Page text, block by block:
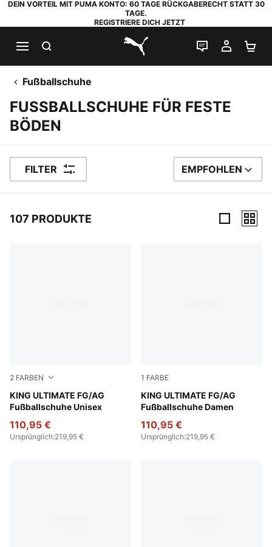
DEIN VORTEIL MIT PUMA KONTO: 60 TAGE RÜCKGABERECHT STATT 30
TAGE.
REGISTRIERE DICH JETZT
PUMA.com
LIVE-CHAT
MEIN
Fußballschuhe
FUSSBALLSCHUHE FÜR FESTE
BÖDEN
FILTER SORTIEREN NACH
EMPFOHLEN
107 PRODUKTE
2 FARBEN
KING ULTIMATE FG/AG
Fußballschuhe Unisex
PUMA White-PUMA Silver-Glowing Red-PUMA Black
110,95 €
Ursprünglich:219,95 €
1 FARBE
KING ULTIMATE FG/AG
Fußballschuhe Damen
PUMA Silver-PUMA Black-
110,95 €
Ursprünglich:219,95 €